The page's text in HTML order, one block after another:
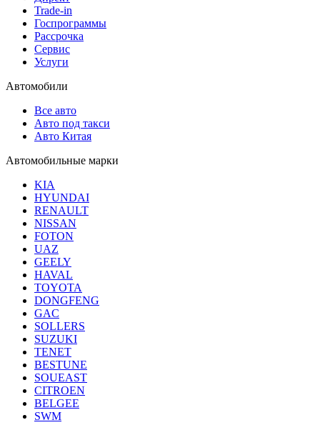
Trade-in
Госпрограммы
Рассрочка
Сервис
Услуги
Автомобили
Все авто
Авто под такси
Авто Китая
Автомобильные марки
KIA
HYUNDAI
RENAULT
NISSAN
FOTON
UAZ
GEELY
HAVAL
TOYOTA
DONGFENG
GAC
SOLLERS
SUZUKI
TENET
BESTUNE
SOUEAST
CITROEN
BELGEE
SWM